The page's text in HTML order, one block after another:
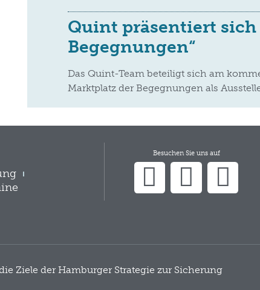
Quint präsentiert sich
Begegnungen“
Das Quint-Team beteiligt sich am
Marktplatz der Begegnungen als
Besuchen Sie uns auf
Ziele der Hamburger Strategie zur Sicherung